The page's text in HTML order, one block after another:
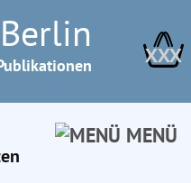
XXX
MENÜ